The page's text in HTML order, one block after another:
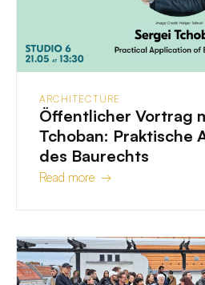
ARCHITECTURE
Öffentlicher Vortrag
Tchoban: Praktische
des Baurechts
Read more →